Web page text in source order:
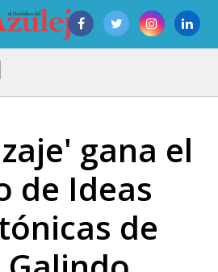
gana el
de Ideas
de